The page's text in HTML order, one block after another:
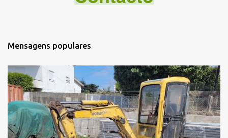
i
s
Mensagens populares